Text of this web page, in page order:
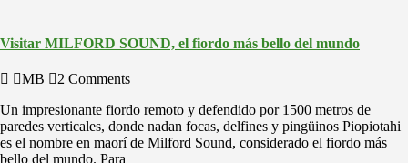
Visitar MILFORD SOUND, el fiordo más bello del mundo
MB
2 Comments
Un impresionante fiordo remoto y defendido por 1500 metros de
paredes verticales, donde nadan focas, delfines y pingüinos Piopiotahi
es el nombre en maorí de Milford Sound, considerado el fiordo más
bello del mundo. Para